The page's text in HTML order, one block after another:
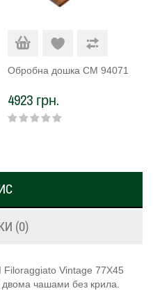
Обробна дошка CM 94071
4923 грн.
(0)
Filoraggiato Vintage 77Х45
двома чашами без крила.